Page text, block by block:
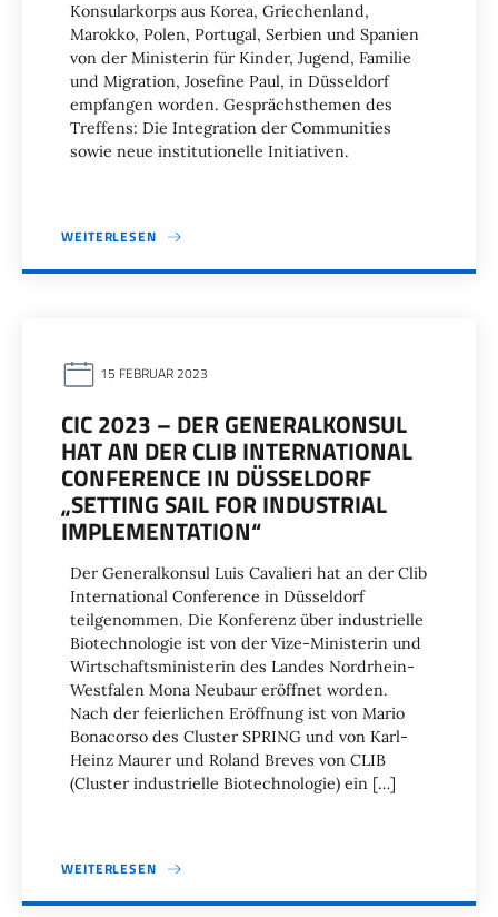
Konsularkorps aus Korea, Griechenland,
Marokko, Polen, Portugal, Serbien und Spanien
von der Ministerin für Kinder, Jugend, Familie
und Migration, Josefine Paul, in Düsseldorf
empfangen worden. Gesprächsthemen des
Treffens: Die Integration der Communities
sowie neue institutionelle Initiativen.
WEITERLESEN
15 FEBRUAR 2023
CIC 2023 – DER GENERALKONSUL
HAT AN DER CLIB INTERNATIONAL
CONFERENCE IN DÜSSELDORF
„SETTING SAIL FOR INDUSTRIAL
IMPLEMENTATION“
Der Generalkonsul Luis Cavalieri hat an der Clib
International Conference in Düsseldorf
teilgenommen. Die Konferenz über industrielle
Biotechnologie ist von der Vize-Ministerin und
Wirtschaftsministerin des Landes Nordrhein-
Westfalen Mona Neubaur eröffnet worden.
Nach der feierlichen Eröffnung ist von Mario
Bonacorso des Cluster SPRING und von Karl-
Heinz Maurer und Roland Breves von CLIB
(Cluster industrielle Biotechnologie) ein […]
WEITERLESEN